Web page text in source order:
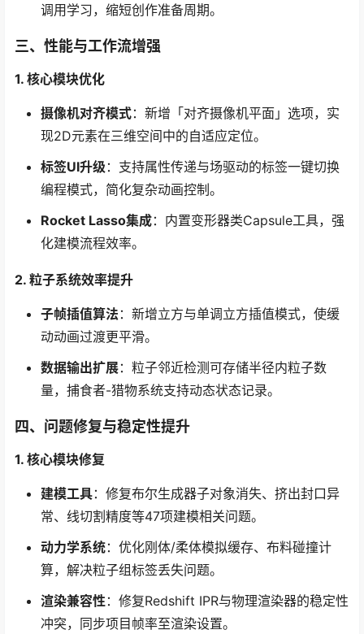
调用学习，缩短创作准备周期。
三、性能与工作流增强
1. 核心模块优化
摄像机对齐模式：新增「对齐摄像机平面」选项，实
现2D元素在三维空间中的自适应定位。
标签UI升级 ：支持属性传递与场驱动的标签一键切换
编程模式，简化复杂动画控制。
Rocket Lasso集成：内置变形器类Capsule工具，强
化建模流程效率。
2. 粒子系统效率提升
子帧插值算法 ：新增立方与单调立方插值模式，使缓
动动画过渡更平滑。
数据输出扩展：粒子邻近检测可存储半径内粒子数
量，捕食者-猎物系统支持动态状态记录。
四、问题修复与稳定性提升
1. 核心模块修复
建模工具：修复布尔生成器子对象消失、挤出封口异
常、线切割精度等47项建模相关问题。
动力学系统：优化刚体/柔体模拟缓存、布料碰撞计
算，解决粒子组标签丢失问题。
渲染兼容性：修复Redshift IPR与物理渲染器的稳定性
冲突，同步项目帧率至渲染设置。